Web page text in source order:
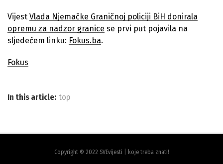
Vijest Vlada Njemačke Graničnoj policiji BiH donirala
opremu za nadzor granice se prvi put pojavila na
sljedećem linku: Fokus.ba.
Fokus
In this article: top
Copyright © 2022 SVEvijesti | koje treba znati!